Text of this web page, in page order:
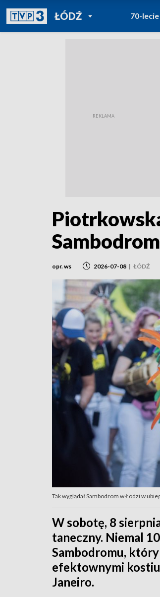
ŁÓDŹPOWRÓT DO
TVP REGIONY
70-
opr. ws 2026-07-08 | ŁÓDŹ
Tak wyglądał Sambodrom w Łodzi w
W sobotę, 8
taneczny. Niemal
Sambodromu,
efektownymi
Janeiro.